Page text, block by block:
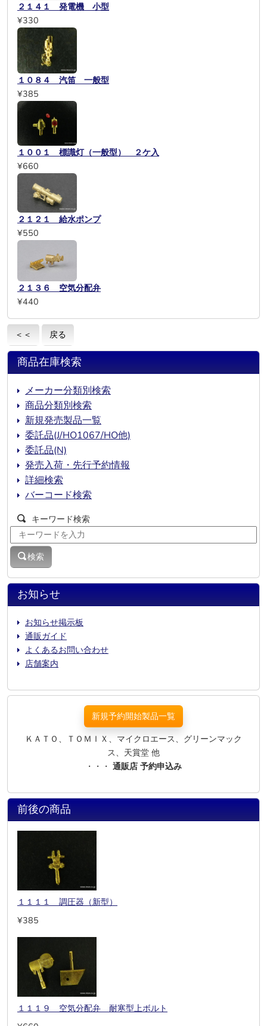
２１４１ 発電機 小型
¥330
１０８４ 汽笛 一般型
¥385
１００１ 標識灯（一般型） ２ケ入
¥660
２１２１ 給水ポンプ
¥550
２１３６ 空気分配弁
¥440
＜＜ 戻る
お知らせ
お知らせ掲示板
通販ガイド
よくあるお問い合わせ
店舗案内
商品在庫検索
メーカー分類別検索
商品分類別検索
新規発売製品一覧
委託品(J/HO1067/HO他)
委託品(N)
発売入荷・先行予約情報
詳細検索
バーコード検索
キーワード検索
検索
新規予約開始製品一覧
ＫＡＴＯ、ＴＯＭＩＸ、マイクロエース、グリーンマック
ス、天賞堂 他
・・・ 通販店 予約申込み
前後の商品
１１１１ 調圧器（新型）
¥385
１１１９ 空気分配弁 耐寒型上ボルト